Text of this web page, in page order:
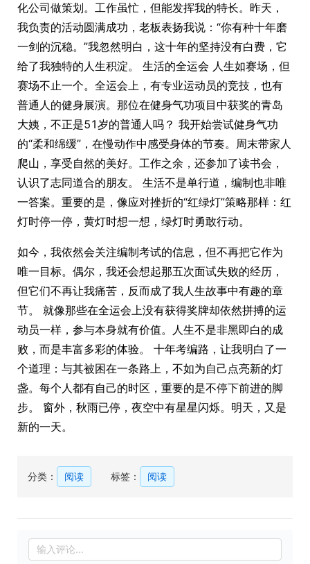
化公司做策划。工作虽忙，但能发挥我的特长。昨天，
我负责的活动圆满成功，老板表扬我说：“你有种十年磨
一剑的沉稳。”我忽然明白，这十年的坚持没有白费，它
给了我独特的人生积淀。 生活的全运会 人生如赛场，但
赛场不止一个。全运会上，有专业运动员的竞技，也有
普通人的健身展演。那位在健身气功项目中获奖的青岛
大姨，不正是51岁的普通人吗？ 我开始尝试健身气功
的“柔和绵缓”，在慢动作中感受身体的节奏。周末带家人
爬山，享受自然的美好。工作之余，还参加了读书会，
认识了志同道合的朋友。 生活不是单行道，编制也非唯
一答案。重要的是，像应对挫折的“红绿灯”策略那样：红
灯时停一停，黄灯时想一想，绿灯时勇敢行动。
如今，我依然会关注编制考试的信息，但不再把它作为
唯一目标。偶尔，我还会想起那五次面试失败的经历，
但它们不再让我痛苦，反而成了我人生故事中有趣的章
节。 就像那些在全运会上没有获得奖牌却依然拼搏的运
动员一样，参与本身就有价值。人生不是非黑即白的成
败，而是丰富多彩的体验。 十年考编路，让我明白了一
个道理：与其被困在一条路上，不如为自己点亮新的灯
盏。每个人都有自己的时区，重要的是不停下前进的脚
步。 窗外，秋雨已停，夜空中有星星闪烁。明天，又是
新的一天。
分类： 阅读 标签： 阅读